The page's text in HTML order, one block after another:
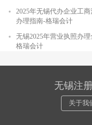
2025年无锡代办企业工
办理指南-格瑞会计
无锡2025年营业执照办
格瑞会计
无锡注
关于我